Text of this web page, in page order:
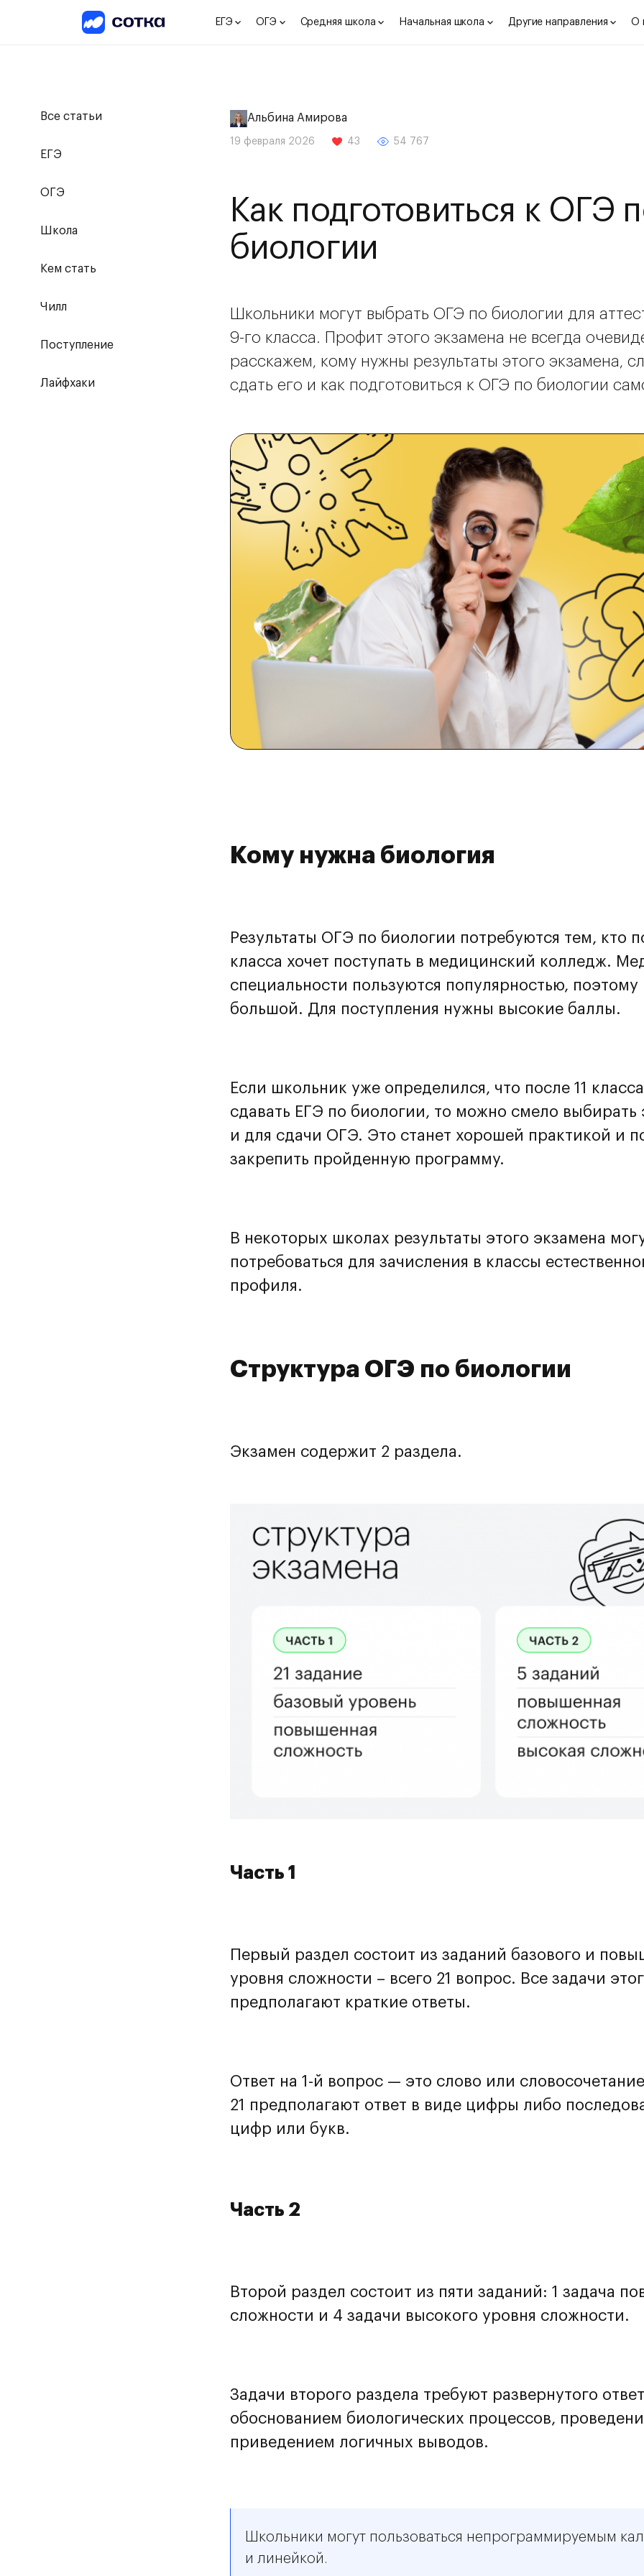
ЕГЭ ОГЭ Средняя школа Начальная школа Другие направления О
Все статьи
ЕГЭ
ОГЭ
Школа
Кем стать
Чилл
Поступление
Лайфхаки
Альбина Амирова
19 февраля 2026 43 54 767
Как подготовиться к ОГЭ
биологии
Школьники могут выбрать ОГЭ по биологии для
9-го класса. Профит этого экзамена не всегда
расскажем, кому нужны результаты этого экзамена,
сдать его и как подготовиться к ОГЭ по биологии
Кому нужна биология
Результаты ОГЭ по биологии потребуются тем, кто
класса хочет поступать в медицинский колледж.
специальности пользуются популярностью, поэтому
большой. Для поступления нужны высокие баллы.
Если школьник уже определился, что после 11
сдавать ЕГЭ по биологии, то можно смело выбирать
и для сдачи ОГЭ. Это станет хорошей практикой и
закрепить пройденную программу.
В некоторых школах результаты этого экзамена
потребоваться для зачисления в классы
профиля.
Структура ОГЭ по биологии
Экзамен содержит 2 раздела.
Часть 1
Первый раздел состоит из заданий базового и
уровня сложности – всего 21 вопрос. Все задачи
предполагают краткие ответы.
Ответ на 1-й вопрос — это слово или
21 предполагают ответ в виде цифры либо
цифр или букв.
Часть 2
Второй раздел состоит из пяти заданий: 1 задача
сложности и 4 задачи высокого уровня сложности.
Задачи второго раздела требуют развернутого
обоснованием биологических процессов,
приведением логичных выводов.
Школьники могут пользоваться непрограммируемым
и линейкой.
Нажимая на кнопку, вы принимаете политику обработки данных
даете согласие на обработку персональных данных